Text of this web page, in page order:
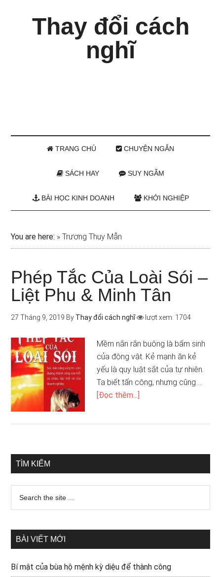
Thay đổi cách
nghĩ
TRANG CHỦ CHUYỆN NGẮN
SÁCH HAY SUY NGẪM
BÀI HỌC KINH DOANH KHỞI NGHIỆP
You are here: »Trương Thụy Mẫn
Phép Tắc Của Loài Sói –
Liệt Phu & Minh Tân
27 Tháng 9, 2019 By Thay đổi cách nghĩ lượt xem: 1704
Mềm nắn rắn buông là bẩm sinh
của động vật. Kẻ mạnh ăn kẻ
yếu là quy luật sắt của tự nhiên.
Ta biết tấn công, nhưng cũng …
[Đọc thêm...]
TÌM KIẾM
BÀI VIẾT MỚI
Bí mật của bùa hộ mệnh kỳ diệu để thành công